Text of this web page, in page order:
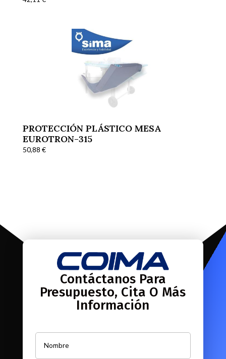
PROTECCIÓN PLÁSTICO MESA
EUROTRON-315
50,88 €
Contáctanos Para
Presupuesto, Cita O Más
Información